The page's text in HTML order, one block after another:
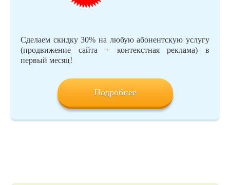
Сделаем скидку 30% на любую абонентскую услугу
(продвижение сайта + контекстная реклама) в
первый месяц!
Подробнее